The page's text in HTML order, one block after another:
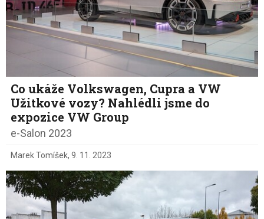
Co ukáže Volkswagen, Cupra a VW
Užitkové vozy? Nahlédli jsme do
expozice VW Group
e-Salon 2023
Marek Tomíšek, 9. 11. 2023